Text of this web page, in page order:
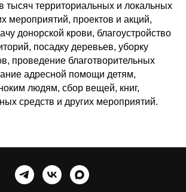
тысяч территориальных и локальных
мероприятий, проектов и акций,
донорской крови, благоустройство
посадку деревьев, уборку
проведение благотворительных
адресной помощи детям,
людям, сбор вещей, книг,
средств и других мероприятий.